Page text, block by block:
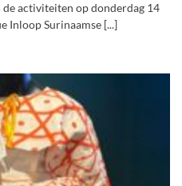
de activiteiten op donderdag 14
Inloop Surinaamse [...]